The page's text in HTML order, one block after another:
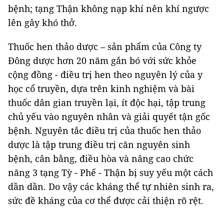
bệnh; tạng Thận không nạp khí nên khí ngược
lên gây khó thở.
Thuốc hen thảo dược – sản phẩm của Công ty
Đông dược hơn 20 năm gắn bó với sức khỏe
cộng đồng - điều trị hen theo nguyên lý của y
học cổ truyền, dựa trên kinh nghiệm và bài
thuốc dân gian truyền lại, ít độc hại, tập trung
chủ yếu vào nguyên nhân và giải quyết tận gốc
bệnh. Nguyên tắc điều trị của thuốc hen thảo
dược là tập trung điều trị căn nguyên sinh
bệnh, cân bằng, điều hòa và nâng cao chức
năng 3 tạng Tỳ - Phế - Thận bị suy yếu một cách
dần dần. Do vậy các kháng thể tự nhiên sinh ra,
sức đề kháng của cơ thể được cải thiện rõ rệt.